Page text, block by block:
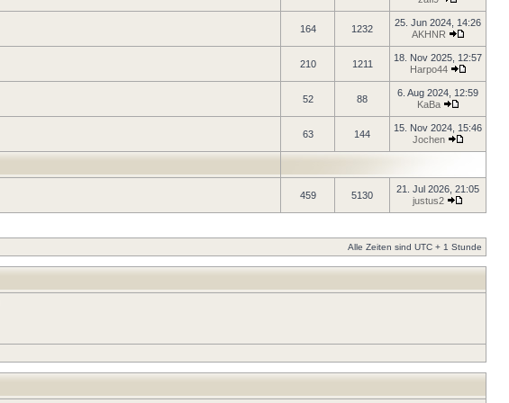
164 1232
25. Jun 2024, 14:26
AKHNR
210 1211
18. Nov 2025, 12:57
Harpo44
52 88
6. Aug 2024, 12:59
KaBa
63 144
15. Nov 2024, 15:46
Jochen
459 5130
21. Jul 2026, 21:05
justus2
Alle Zeiten sind UTC + 1 Stunde